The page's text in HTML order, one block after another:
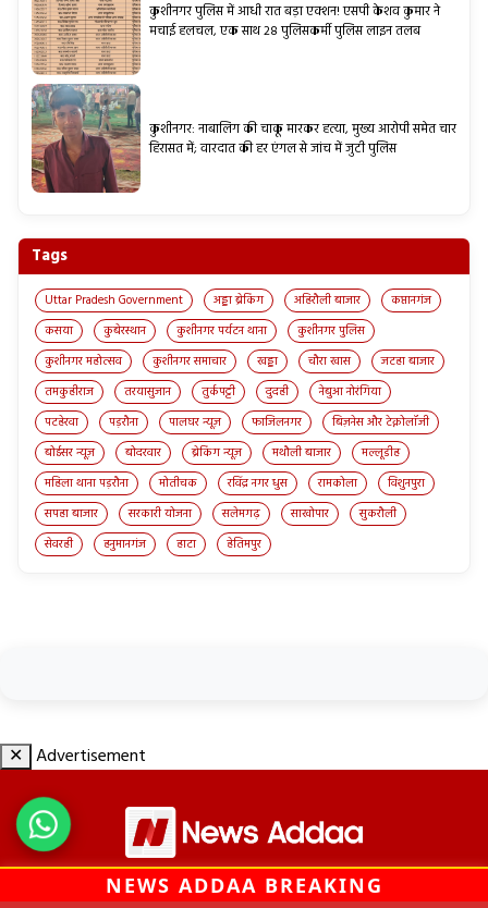
कुशीनगर पुलिस में आधी रात बड़ा एक्शन! एसपी केशव कुमार ने
मचाई हलचल, एक साथ 28 पुलिसकर्मी पुलिस लाइन तलब
कुशीनगर: नाबालिग की चाकू मारकर हत्या, मुख्य आरोपी समेत चार
हिरासत में; वारदात की हर एंगल से जांच में जुटी पुलिस
Tags
Uttar Pradesh Government अड्डा ब्रेकिंग अहिरौली बाजार
कप्तानगंज
कसया
कुबेरस्थान कुशीनगर पर्यटन थाना
कुशीनगर पुलिस
कुशीनगर महोत्सव
कुशीनगर समाचार खड्डा चौरा खास
जटहा बाजार
तमकुहीराज
तरयासुजान तुर्कपट्टी दुदही
नेबुआ नोरंगिया
पटहेरवा
पड़रौना पालघर न्यूज़ फाजिलनगर
बिज़नेस और टेक्नोलॉजी
बोईसर न्यूज़
बोदरवार ब्रेकिंग न्यूज़ मथौली बाजार
मल्लूडीह
महिला थाना पड़रौना
मोतीचक रविंद्र नगर धुस रामकोला
विशुनपुरा
सपहा बाजार
सरकारी योजना सलेमगढ़ साखोपार
सुकरौली
सेवरही
हनुमानगंज हाटा हेतिमपुर
✕ Advertisement
NEWS ADDAA BREAKING